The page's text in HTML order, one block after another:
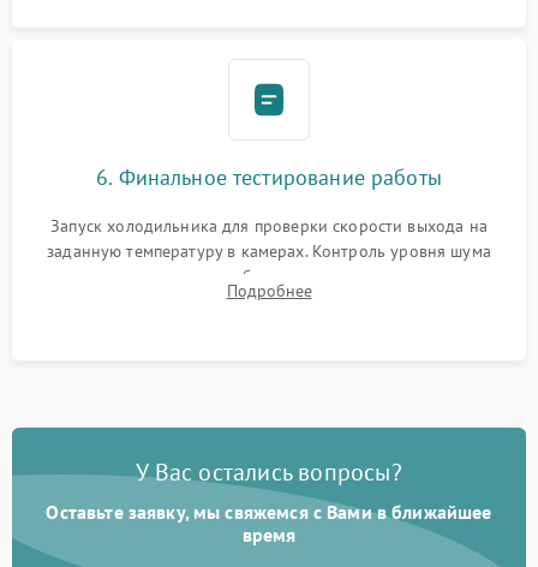
6. Финальное тестирование работы
Запуск холодильника для проверки скорости выхода на
заданную температуру в камерах. Контроль уровня шума
компрессора, отсутствия обмерзания стенок и корректного
срабатывания системы автоматической оттайки.
Подробнее
У Вас остались вопросы?
Оставьте заявку, мы свяжемся с Вами в ближайшее
время